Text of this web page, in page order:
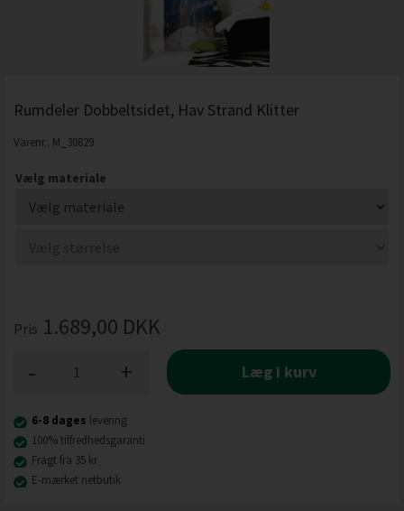
Rumdeler Dobbeltsidet, Hav Strand Klitter
Varenr.: M_30829
Vælg materiale
Pris 1.689,00 DKK
+
- Læg i kurv
6-8 dages levering
100% tilfredhedsgaranti
Fragt fra 35 kr
E-mærket netbutik